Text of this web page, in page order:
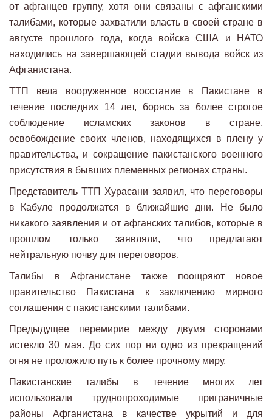
от афганцев группу, хотя они связаны с афганскими
талибами, которые захватили власть в своей стране в
августе прошлого года, когда войска США и НАТО
находились на завершающей стадии вывода войск из
Афганистана.
ТТП вела вооруженное восстание в Пакистане в
течение последних 14 лет, борясь за более строгое
соблюдение исламских законов в стране,
освобождение своих членов, находящихся в плену у
правительства, и сокращение пакистанского военного
присутствия в бывших племенных регионах страны.
Представитель ТТП Хурасани заявил, что переговоры
в Кабуле продолжатся в ближайшие дни. Не было
никакого заявления и от афганских талибов, которые в
прошлом только заявляли, что предлагают
нейтральную почву для переговоров.
Талибы в Афганистане также поощряют новое
правительство Пакистана к заключению мирного
соглашения с пакистанскими талибами.
Предыдущее перемирие между двумя сторонами
истекло 30 мая. До сих пор ни одно из прекращений
огня не проложило путь к более прочному миру.
Пакистанские талибы в течение многих лет
использовали труднопроходимые приграничные
районы Афганистана в качестве укрытий и для